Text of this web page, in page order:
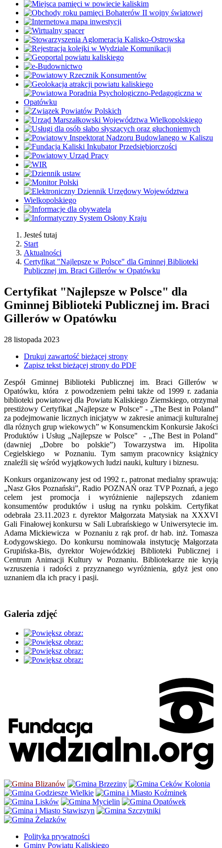
Jesteś tutaj
Start
Aktualności
Certyfikat "Najlepsze w Polsce" dla Gminnej Biblioteki
Publicznej im. Braci Gillerów w Opatówku
Certyfikat "Najlepsze w Polsce" dla
Gminnej Biblioteki Publicznej im. Braci
Gillerów w Opatówku
28 listopada 2023
Drukuj zawartość bieżącej strony
Zapisz tekst bieżącej strony do PDF
Zespół Gminnej Biblioteki Publicznej im. Braci Gillerów w
Opatówku, która z powodzeniem pełni także od 1999 r. zadania
biblioteki powiatowej dla Powiatu Kaliskiego Ziemskiego, otrzymał
prestiżowy Certyfikat „Najlepsze w Polsce” - „The Best in Poland”
za podejmowanie licznych inicjatyw w zakresie animacji kulturalnej
dla różnych grup wiekowych” w Konsumenckim Konkursie Jakości
Produktów i Usług „Najlepsze w Polsce" - „The Best in Poland"
(dawniej „Dobre bo polskie”) Towarzystwa im. Hipolita
Cegielskiego w Poznaniu. Tym samym pracownicy książnicy
znaleźli się wśród wyjątkowych ludzi nauki, kultury i biznesu.
Konkurs organizowany jest od 1992 r., patronat medialny sprawują:
„Nasz Głos Poznański”, Radio POZNAŃ oraz TVP Poznań, a jego
celem jest promocja i wyróżnienie najlepszych zdaniem
konsumentów produktów i usług na rynku polskim. Certyfikat
odebrała 23.11.2023 r. dyrektor Małgorzata Matysiak na XXXVI
Gali Finałowej konkursu w Sali Lubrańskiego w Uniwersytecie im.
Adama Mickiewicza w Poznaniu z rąk prof. dr hab. inż. Tomasza
Łodygowskiego. Do konkursu nominowała instytucję Małgorzata
Grupińska-Bis, dyrektor Wojewódzkiej Biblioteki Publicznej i
Centrum Animacji Kultury w Poznaniu. Bibliotekarze nie kryją
wzruszenia i radości z przyznanego wyróżnienia, gdyż jest ono
uznaniem dla ich pracy i pasji.
Galeria zdjęć
Polityka prywatności
Gminy Powiatu Kaliskiego